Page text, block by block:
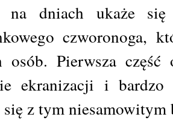
dniach ukaże
czworonoga,
osób. Pierwsza część
ekranizacji i
się z tym niesamowitym